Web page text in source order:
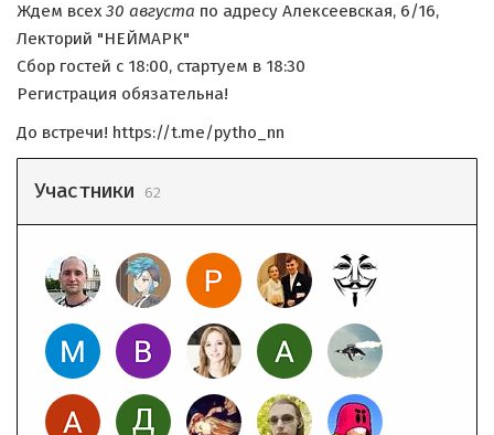
Ждем всех30 августа по адресу Алексеевская, 6/16,
Лекторий "НЕЙМАРК"
Сбор гостей с 18:00, стартуем в 18:30
Регистрация обязательна!
До встречи! https://t.me/pytho_nn
Участники 62